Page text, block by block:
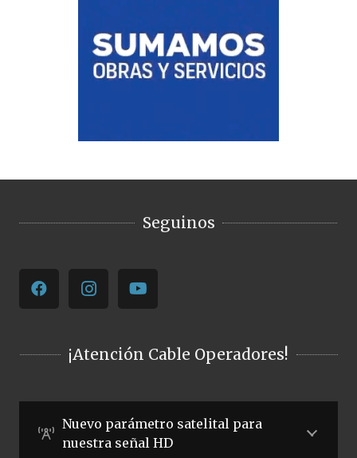
Seguinos
¡Atención Cable Operadores!
Nuevo parámetro satelital para
nuestra señal HD